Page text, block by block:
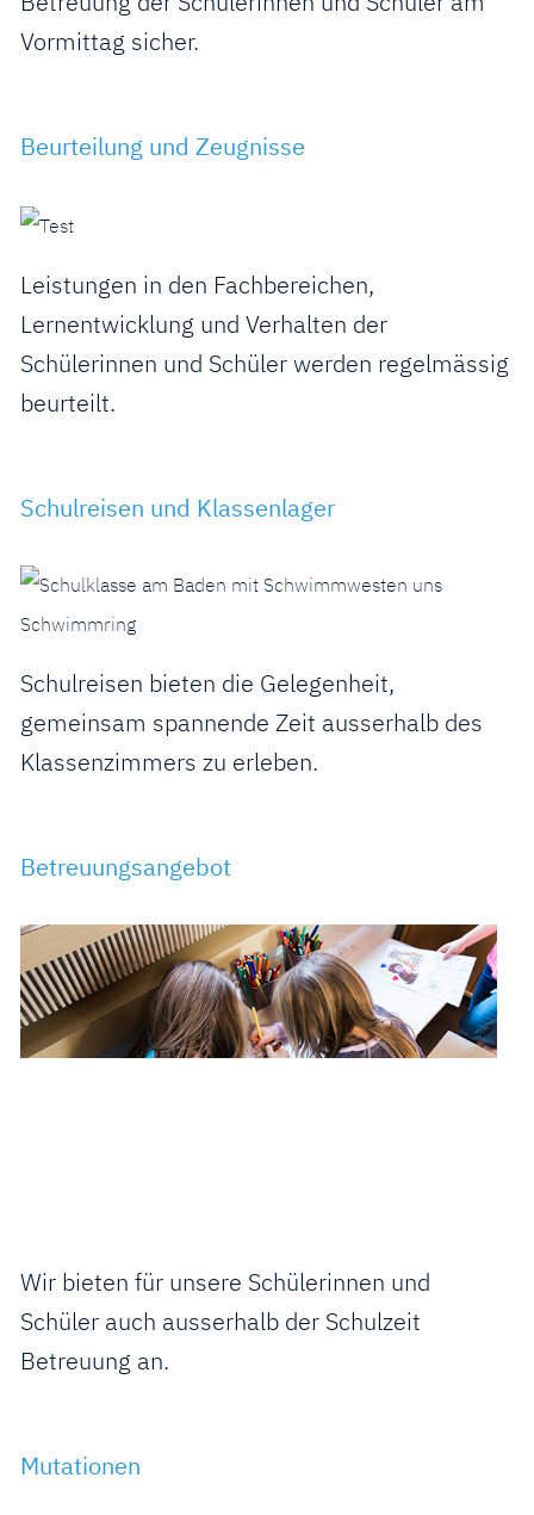
Vormittag sicher.
Beurteilung und Zeugnisse
Leistungen in den Fachbereichen,
Lernentwicklung und Verhalten der
Schülerinnen und Schüler werden regelmässig
beurteilt.
Schulreisen und Klassenlager
Schulreisen bieten die Gelegenheit,
gemeinsam spannende Zeit ausserhalb des
Klassenzimmers zu erleben.
Betreuungsangebot
Wir bieten für unsere Schülerinnen und
Schüler auch ausserhalb der Schulzeit
Betreuung an.
Mutationen